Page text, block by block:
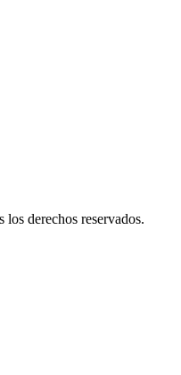
derechos reservados.